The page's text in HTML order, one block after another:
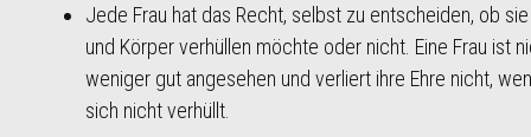
Jede Frau hat das Recht, selbst zu entscheiden, ob
und Körper verhüllen möchte oder nicht. Eine Frau ist
weniger gut angesehen und verliert ihre Ehre nicht,
sich nicht verhüllt.